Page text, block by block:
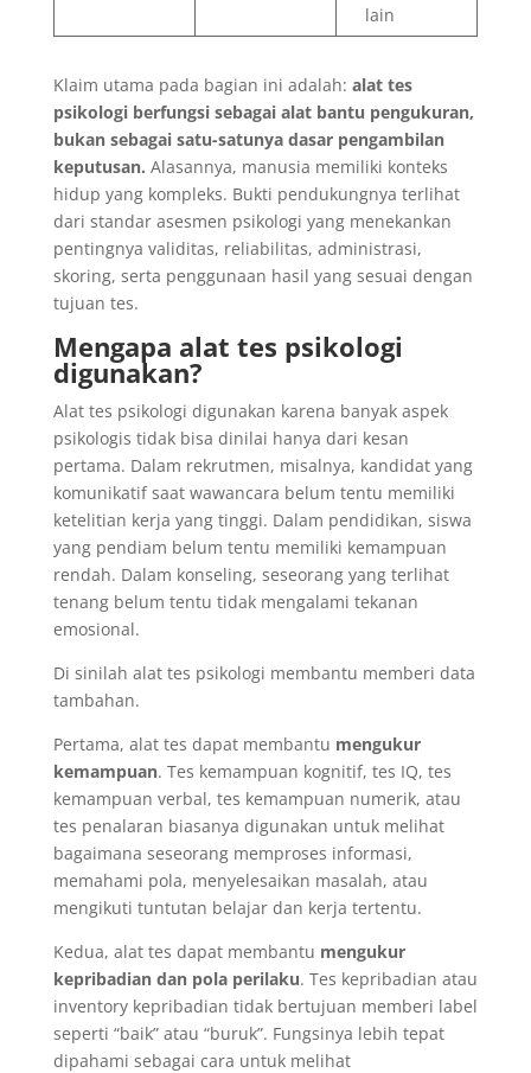
lain
Klaim utama pada bagian ini adalah: alat tes
psikologi berfungsi sebagai alat bantu pengukuran,
bukan sebagai satu-satunya dasar pengambilan
keputusan. Alasannya, manusia memiliki konteks
hidup yang kompleks. Bukti pendukungnya terlihat
dari standar asesmen psikologi yang menekankan
pentingnya validitas, reliabilitas, administrasi,
skoring, serta penggunaan hasil yang sesuai dengan
tujuan tes.
Mengapa alat tes psikologi
digunakan?
Alat tes psikologi digunakan karena banyak aspek
psikologis tidak bisa dinilai hanya dari kesan
pertama. Dalam rekrutmen, misalnya, kandidat yang
komunikatif saat wawancara belum tentu memiliki
ketelitian kerja yang tinggi. Dalam pendidikan, siswa
yang pendiam belum tentu memiliki kemampuan
rendah. Dalam konseling, seseorang yang terlihat
tenang belum tentu tidak mengalami tekanan
emosional.
Di sinilah alat tes psikologi membantu memberi data
tambahan.
Pertama, alat tes dapat membantu mengukur
kemampuan. Tes kemampuan kognitif, tes IQ, tes
kemampuan verbal, tes kemampuan numerik, atau
tes penalaran biasanya digunakan untuk melihat
bagaimana seseorang memproses informasi,
memahami pola, menyelesaikan masalah, atau
mengikuti tuntutan belajar dan kerja tertentu.
Kedua, alat tes dapat membantu mengukur
kepribadian dan pola perilaku. Tes kepribadian atau
inventory kepribadian tidak bertujuan memberi label
seperti “baik” atau “buruk”. Fungsinya lebih tepat
dipahami sebagai cara untuk melihat